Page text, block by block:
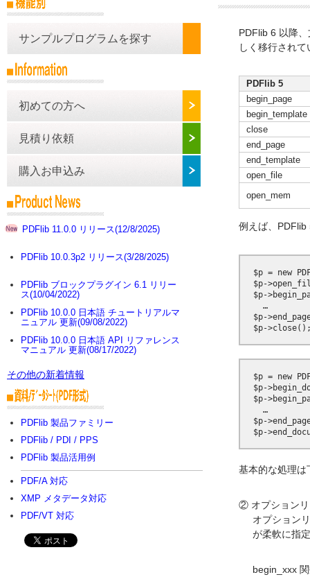
サンプルプログラムを探す
初めての方へ
見積り依頼
購入お申込み
PDFlib 11.0.0 リリース(12/8/2025)
PDFlib 10.0.3p2 リリース(3/28/2025)
PDFlib ブロックプラグイン 6.1 リリー
ス(10/04/2022)
PDFlib 10.0.0 日本語 チュートリアルマ
ニュアル 更新(09/08/2022)
PDFlib 10.0.0 日本語 API リファレンス
マニュアル 更新(08/17/2022)
その他の新着情報
PDFlib 製品ファミリー
PDFlib / PDI / PPS
PDFlib 製品活用例
PDF/A 対応
XMP メタデータ対応
PDF/VT 対応
PDFlib 6 以降
しく移行され
PDFlib 5
begin_page
begin_template
close
end_page
end_template
open_file
open_mem
例えば、PDFlib
$p = new
$p-
$p-
    …
$p-
$p = new
$p-
$p-
    …
$p-
$p-
基本的な処理は
② オプションリ
オプション
が柔軟に指
begin_xxx